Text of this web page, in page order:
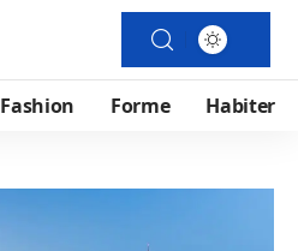
Fashion Forme Habiter